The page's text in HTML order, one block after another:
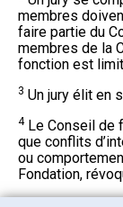
membres
faire partie du
membres de la
fonction est
3 Un jury élit en
4Le Conseil de
que conflits
ou
Fondation,